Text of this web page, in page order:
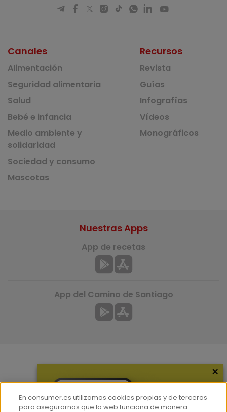
Canales
Alimentación
Seguridad alimentaria
Salud
Bebé e infancia
Medio ambiente y
solidaridad
Sociedad y consumo
Mascotas
Recursos
Revista
Guías
Infografías
Vídeos
Monográficos
Hemeroteca
Nuestras Apps
App de recetas
App del Camino de Santiago
×
En consumer.es utilizamos cookies propias y de terceros
para asegurarnos que la web funciona de manera